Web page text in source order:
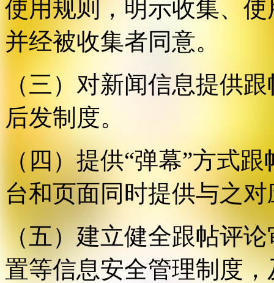
使用规则，明示收集、
并经被收集者同意。
（三）对新闻信息提供
后发制度。
（四）提供“弹幕”方式
台和页面同时提供与之
（五）建立健全跟帖评
置等信息安全管理制度